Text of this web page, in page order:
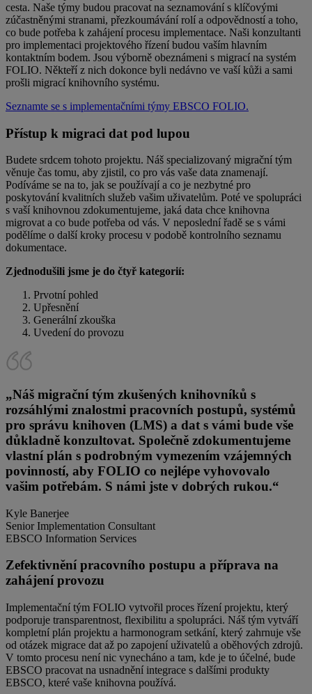
cesta. Naše týmy budou pracovat na seznamování s klíčovými
zúčastněnými stranami, přezkoumávání rolí a odpovědností a toho,
co bude potřeba k zahájení procesu implementace. Naši konzultanti
pro implementaci projektového řízení budou vaším hlavním
kontaktním bodem. Jsou výborně obeznámeni s migrací na systém
FOLIO. Někteří z nich dokonce byli nedávno ve vaší kůži a sami
prošli migrací knihovního systému.
Seznamte se s implementačními týmy EBSCO FOLIO.
Přístup k migraci dat pod lupou
Budete srdcem tohoto projektu. Náš specializovaný migrační tým
věnuje čas tomu, aby zjistil, co pro vás vaše data znamenají.
Podíváme se na to, jak se používají a co je nezbytné pro
poskytování kvalitních služeb vašim uživatelům. Poté ve spolupráci
s vaší knihovnou zdokumentujeme, jaká data chce knihovna
migrovat a co bude potřeba od vás. V neposlední řadě se s vámi
podělíme o další kroky procesu v podobě kontrolního seznamu
dokumentace.
Zjednodušili jsme je do čtyř kategorií:
Prvotní pohled
Upřesnění
Generální zkouška
Uvedení do provozu
„Náš migrační tým zkušených knihovníků s
rozsáhlými znalostmi pracovních postupů, systémů
pro správu knihoven (LMS) a dat s vámi bude vše
důkladně konzultovat. Společně zdokumentujeme
vlastní plán s podrobným vymezením vzájemných
povinností, aby FOLIO co nejlépe vyhovovalo
vašim potřebám. S námi jste v dobrých rukou.“
Kyle Banerjee
Senior Implementation Consultant
EBSCO Information Services
Zefektivnění pracovního postupu a příprava na
zahájení provozu
Implementační tým FOLIO vytvořil proces řízení projektu, který
podporuje transparentnost, flexibilitu a spolupráci. Náš tým vytváří
kompletní plán projektu a harmonogram setkání, který zahrnuje vše
od otázek migrace dat až po zapojení uživatelů a oběhových zdrojů.
V tomto procesu není nic vynecháno a tam, kde je to účelné, bude
EBSCO pracovat na usnadnění integrace s dalšími produkty
EBSCO, které vaše knihovna používá.